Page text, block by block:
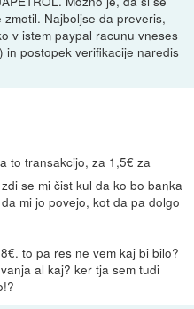
Najboljse da preveris,
v istem paypal racunu vneses
in postopek verifikacije naredis
to transakcijo, za 1,5€ za
zdi se mi čist kul da ko bo banka
mi jo povejo, kot da pa dolgo
to pa res ne vem kaj bi bilo?
al kaj? ker tja sem tudi